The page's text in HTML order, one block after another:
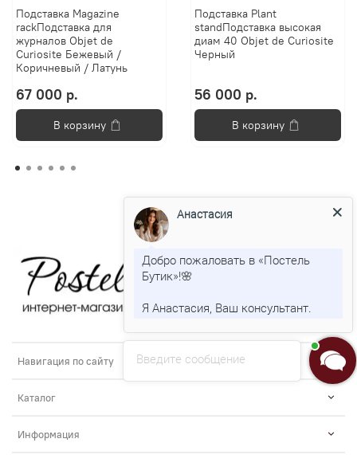
Подставка Magazine
rackПодставка для
журналов Objet de
Curiosite Бежевый /
Коричневый / Латунь
67 000 р.
В корзину
Подставка Plant
standПодставка высокая
диам 40 Objet de Curiosite
Черный
56 000 р.
В корзину
Навигация по сайту
Каталог
Информация
Введите сообщение
Анастасия
Добро пожаловать в «Постель
Бутик»!🌸
Я Анастасия, Ваш консультант.